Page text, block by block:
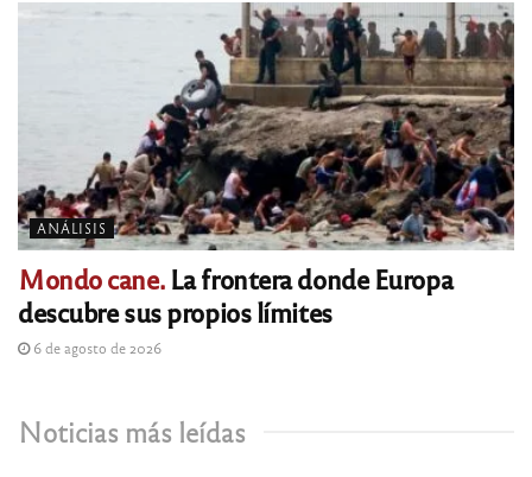
ANÁLISIS
Mondo cane.La frontera donde Europa
descubre sus propios límites
6 de agosto de 2026
Noticias más leídas